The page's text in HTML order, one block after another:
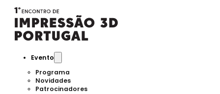
Evento
Programa
Novidades
Patrocinadores